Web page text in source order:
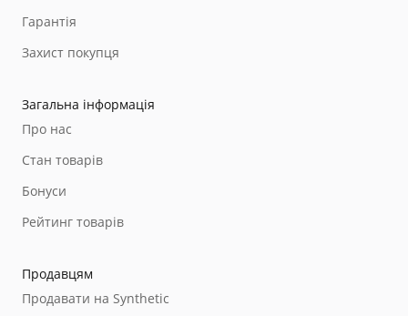
Гарантія
Захист покупця
Загальна інформація
Про нас
Стан товарів
Бонуси
Рейтинг товарів
Продавцям
Продавати на Synthetic